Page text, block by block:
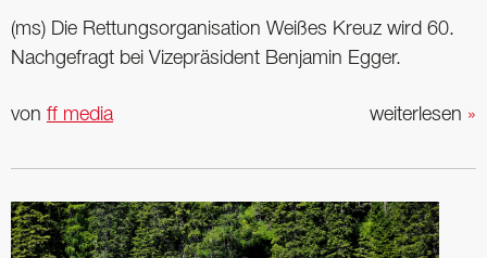
(ms) Die Rettungsorganisation Weißes Kreuz wird 60.
Nachgefragt bei Vizepräsident Benjamin Egger.
weiterlesen »
von ff media